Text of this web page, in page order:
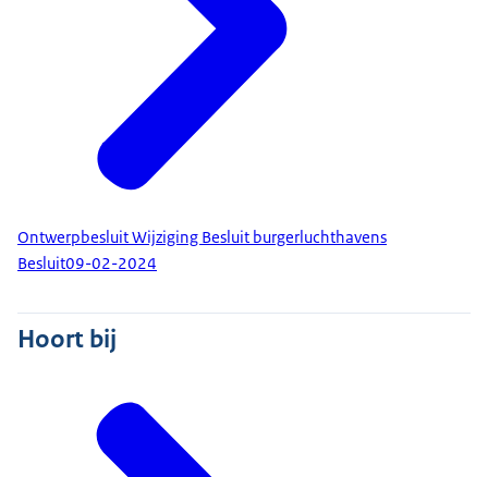
Ontwerpbesluit Wijziging Besluit burgerluchthavens
Besluit09-02-2024
Hoort bij